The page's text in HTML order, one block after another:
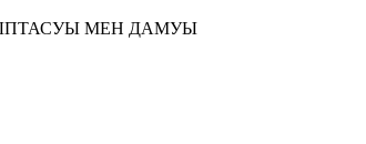
МЕН ДАМУЫ